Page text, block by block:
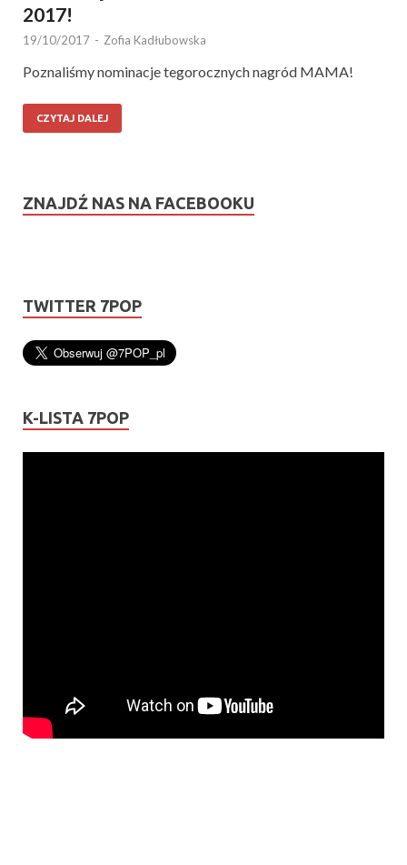
2017!
19/10/2017 - Zofia Kadłubowska
Poznaliśmy nominacje tegorocznych nagród MAMA!
CZYTAJ DALEJ
ZNAJDŹ NAS NA FACEBOOKU
TWITTER 7POP
K-LISTA 7POP